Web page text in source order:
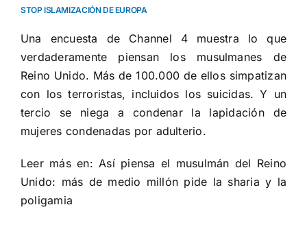
STOP ISLAMIZACIÓN DE EUROPA
Una encuesta de Channel 4 muestra lo que
verdaderamente piensan los musulmanes de
Reino Unido. Más de 100.000 de ellos simpatizan
con los terroristas, incluidos los suicidas. Y un
tercio se niega a condenar la lapidación de
mujeres condenadas por adulterio.
Leer más en: Así piensa el musulmán del Reino
Unido: más de medio millón pide la sharia y la
poligamia